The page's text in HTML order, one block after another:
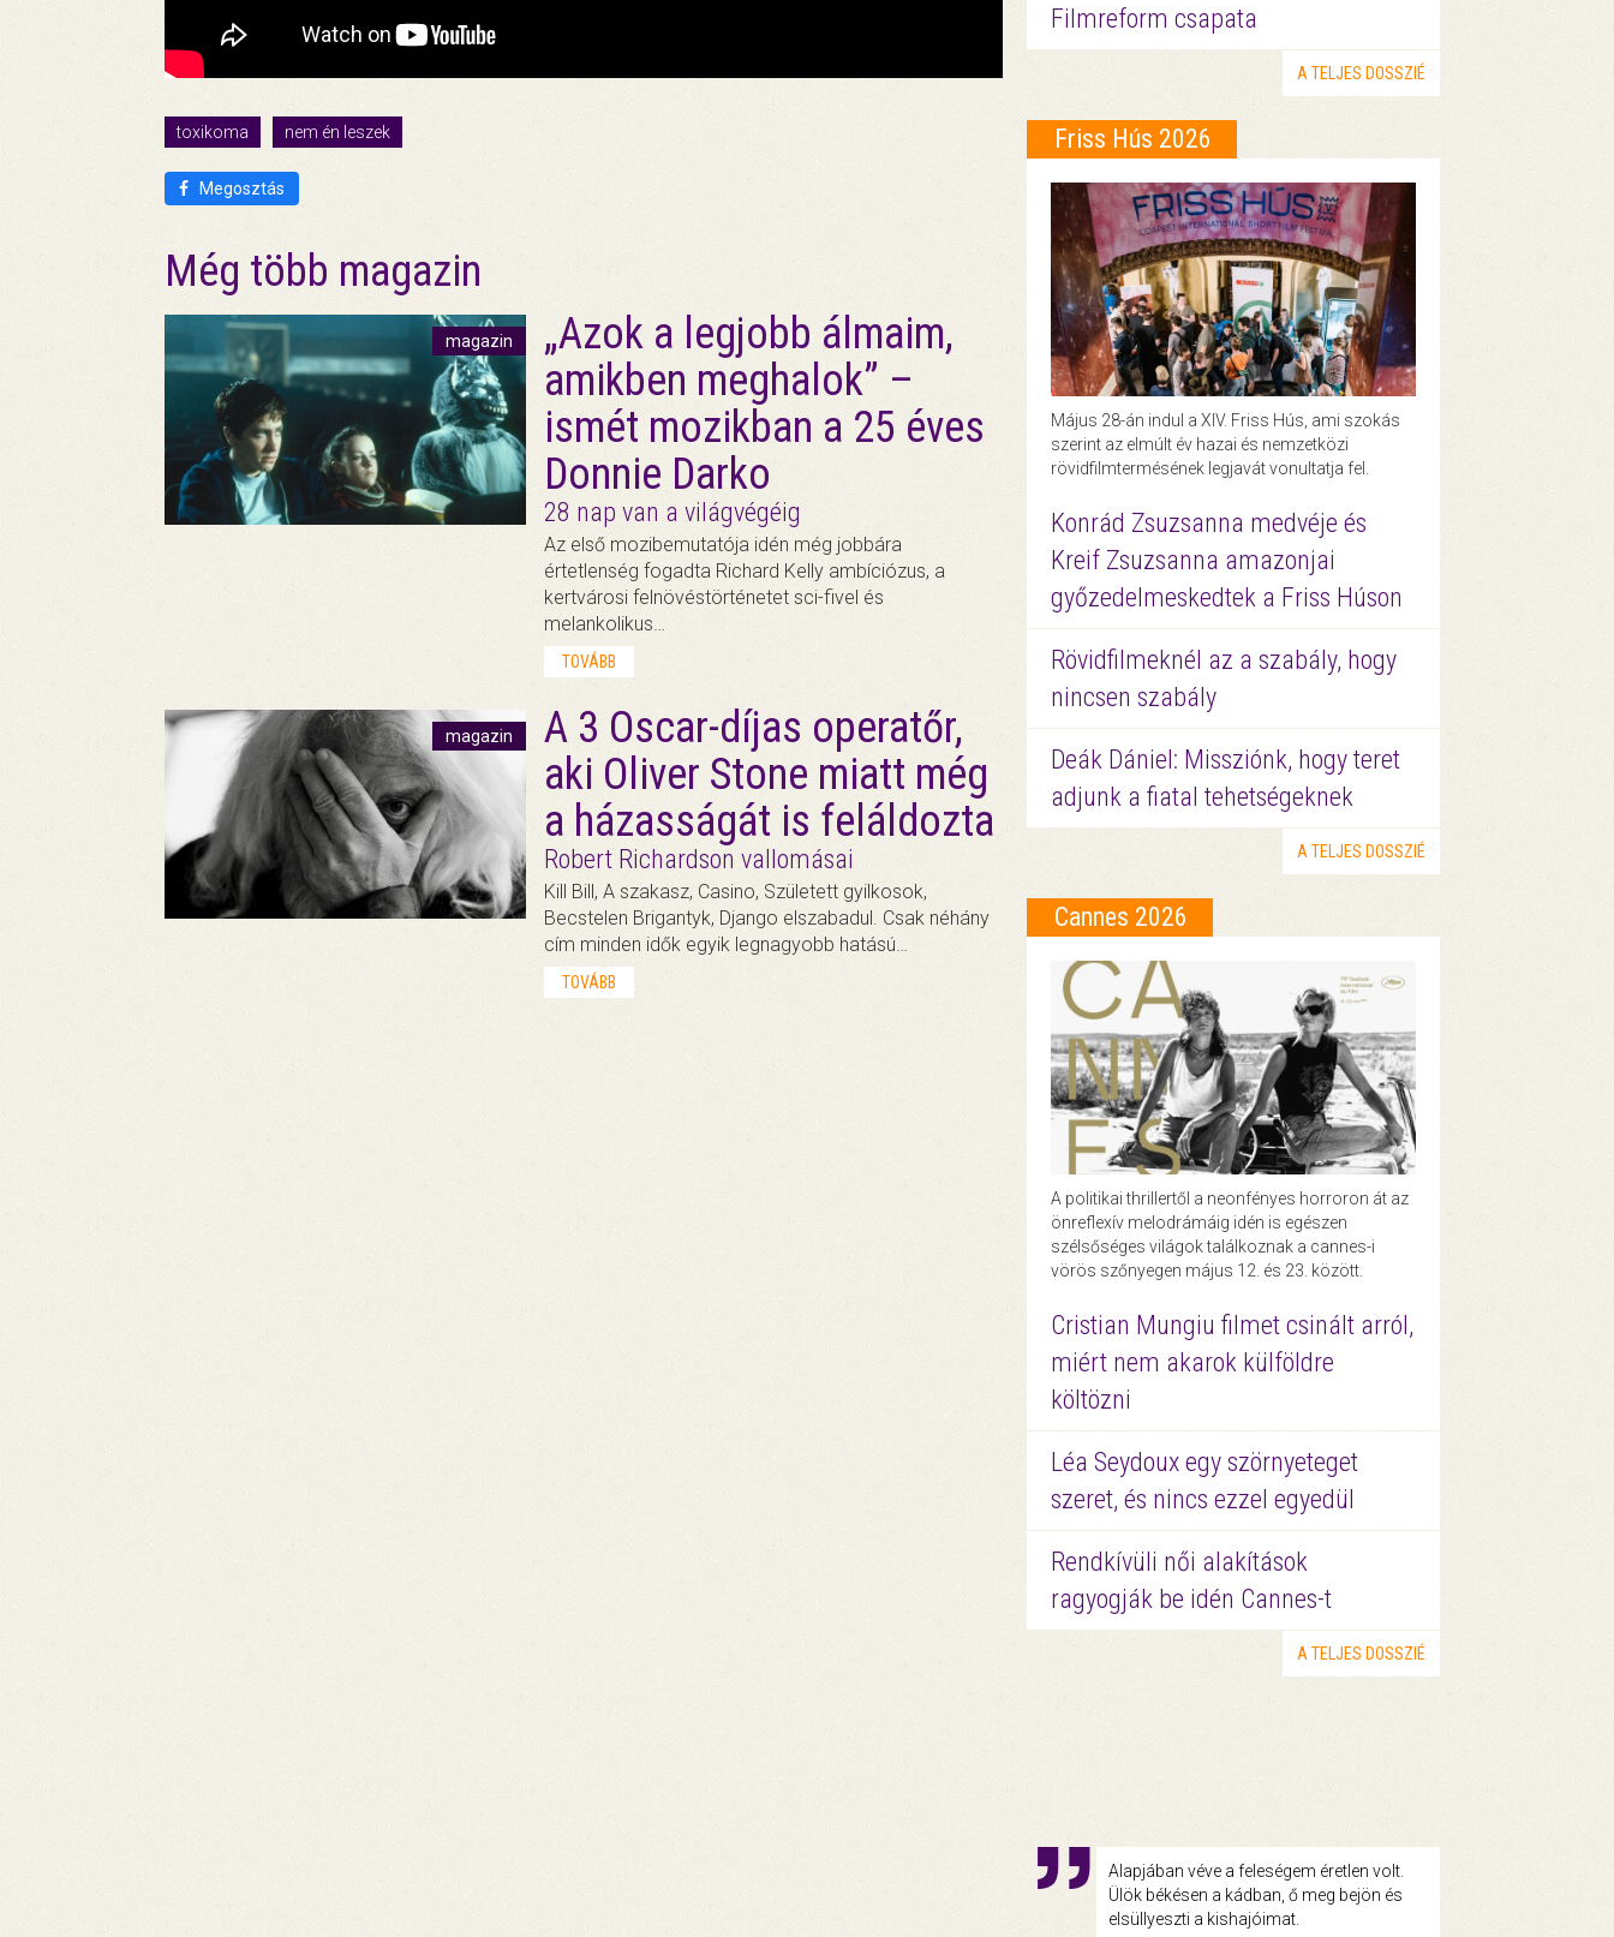
toxikoma nem én leszek
Megosztás
Még több magazin
magazin
„Azok a legjobb álmaim,
amikben meghalok” –
ismét mozikban a 25 éves
Donnie Darko
28 nap van a világvégéig
Az első mozibemutatója idén még jobbára
értetlenség fogadta Richard Kelly ambíciózus, a
kertvárosi felnövéstörténetet sci-fivel és
melankolikus…
TOVÁBB
magazin
A 3 Oscar-díjas operatőr,
aki Oliver Stone miatt még
a házasságát is feláldozta
Robert Richardson vallomásai
Kill Bill, A szakasz, Casino, Született gyilkosok,
Becstelen Brigantyk, Django elszabadul. Csak néhány
cím minden idők egyik legnagyobb hatású…
TOVÁBB
Filmreform csapata
A TELJES DOSSZIÉ
Friss Hús 2026
Május 28-án indul a XIV. Friss Hús, ami szokás
szerint az elmúlt év hazai és nemzetközi
rövidfilmtermésének legjavát vonultatja fel.
Konrád Zsuzsanna medvéje és
Kreif Zsuzsanna amazonjai
győzedelmeskedtek a Friss Húson
Rövidfilmeknél az a szabály, hogy
nincsen szabály
Deák Dániel: Missziónk, hogy teret
adjunk a fiatal tehetségeknek
A TELJES DOSSZIÉ
Cannes 2026
A politikai thrillertől a neonfényes horroron át az
önreflexív melodrámáig idén is egészen
szélsőséges világok találkoznak a cannes-i
vörös szőnyegen május 12. és 23. között.
Cristian Mungiu filmet csinált arról,
miért nem akarok külföldre
költözni
Léa Seydoux egy szörnyeteget
szeret, és nincs ezzel egyedül
Rendkívüli női alakítások
ragyogják be idén Cannes-t
A TELJES DOSSZIÉ
Alapjában véve a feleségem éretlen volt.
Ülök békésen a kádban, ő meg bejön és
elsüllyeszti a kishajóimat.